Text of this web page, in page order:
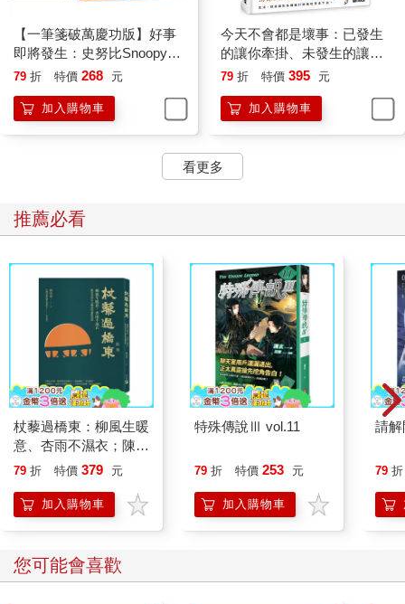
【一筆箋破萬慶功版】好事
即將發生：史努比Snoopy陪
你找到自我認同，激勵低潮
79 折 特價 268 元
加入購物車
今天不會都是壞事：已發生
的讓你牽掛、未發生的讓你
擔憂？SNOOPY史努比的定
79 折 特價 395 元
加入購物車
看更多
推薦必看
杖藜過橋東：柳風生暖
意、杏雨不濕衣；陳亮
恭談以心轉境的適齡漫
79 折 特價 379 元
加入購物車
特殊傳說Ⅲ vol.11
79 折 特價 253 元
加入購物車
請解
79 折
您可能會喜歡